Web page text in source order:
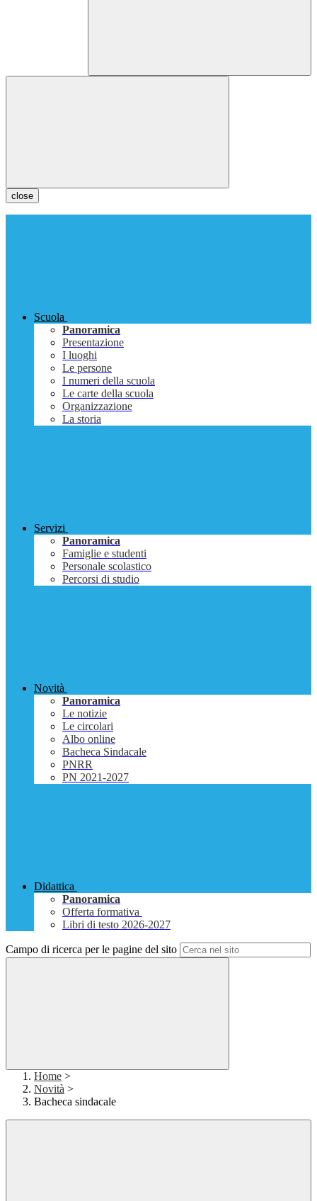
close
Scuola
Panoramica
Presentazione
I luoghi
Le persone
I numeri della scuola
Le carte della scuola
Organizzazione
La storia
Servizi
Panoramica
Famiglie e studenti
Personale scolastico
Percorsi di studio
Novità
Panoramica
Le notizie
Le circolari
Albo online
Bacheca Sindacale
PNRR
PN 2021-2027
Didattica
Panoramica
Offerta formativa
Libri di testo 2026-2027
Campo di ricerca per le pagine del sito
Home >
Novità >
Bacheca sindacale